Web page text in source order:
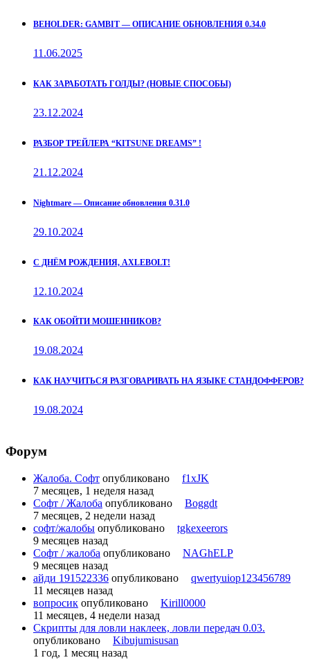
BEHOLDER: GAMBIT — ОПИСАНИЕ ОБНОВЛЕНИЯ 0.34.0
11.06.2025
КАК ЗАРАБОТАТЬ ГОЛДЫ? (НОВЫЕ СПОСОБЫ)
23.12.2024
РАЗБОР ТРЕЙЛЕРА “KITSUNE DREAMS” !
21.12.2024
Nightmare — Описание обновления 0.31.0
29.10.2024
С ДНЁМ РОЖДЕНИЯ, AXLEBOLT!
12.10.2024
КАК ОБОЙТИ МОШЕННИКОВ?
19.08.2024
КАК НАУЧИТЬСЯ РАЗГОВАРИВАТЬ НА ЯЗЫКЕ СТАНДОФФЕРОВ?
19.08.2024
Форум
Жалоба. Софт опубликовано
f1xJK
7 месяцев, 1 неделя назад
Софт / Жалоба опубликовано
Boggdt
7 месяцев, 2 недели назад
софт/жалобы опубликовано
tgkexeerors
9 месяцев назад
Софт / жалоба опубликовано
NAGhELP
9 месяцев назад
айди 191522336 опубликовано
qwertyuiop123456789
11 месяцев назад
вопросик опубликовано
Kirill0000
11 месяцев, 4 недели назад
Скрипты для ловли наклеек, ловли передач 0.03.
опубликовано
Kibujumisusan
1 год, 1 месяц назад